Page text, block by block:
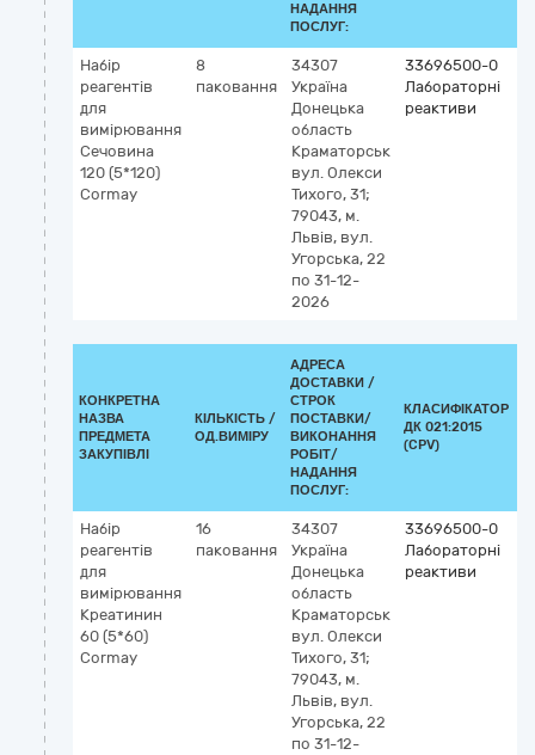
НАДАННЯ
ПОСЛУГ:
Набір
реагентів
для
вимірювання
Сечовина
120 (5*120)
Cormay
8
паковання
34307
Україна
Донецька
область
Краматорськ
вул. Олекси
Тихого, 31;
79043, м.
Львів, вул.
Угорська, 22
по 31-12-
2026
33696500-0
Лабораторні
реактиви
КОНКРЕТНА
НАЗВА
ПРЕДМЕТА
ЗАКУПІВЛІ
КІЛЬКІСТЬ /
ОД.ВИМІРУ
АДРЕСА
ДОСТАВКИ /
СТРОК
ПОСТАВКИ/
ВИКОНАННЯ
РОБІТ/
НАДАННЯ
ПОСЛУГ:
КЛАСИФІКАТОР
ДК 021:2015
(CPV)
Набір
реагентів
для
вимірювання
Креатинин
60 (5*60)
Cormay
16
паковання
34307
Україна
Донецька
область
Краматорськ
вул. Олекси
Тихого, 31;
79043, м.
Львів, вул.
Угорська, 22
по 31-12-
33696500-0
Лабораторні
реактиви